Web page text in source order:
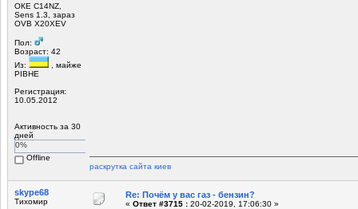
ОКЕ С14NZ,
Sens 1.3, зараз
ОVB X20XEV
Пол:
Возраст: 42
Из:
, майже
РІВНЕ
Регистрация:
10.05.2012
Активность за 30
дней
0%
Offline
раскрутка сайта киев
skype68
Тихомир
Re: Почём у вас газ - бензин?
« Ответ #3715 : 20-02-2019, 17:06:30 »